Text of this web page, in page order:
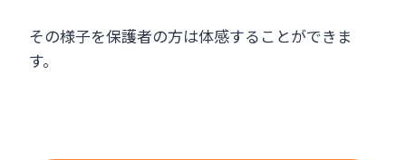
その様子を保護者の方は体感することができま
す。